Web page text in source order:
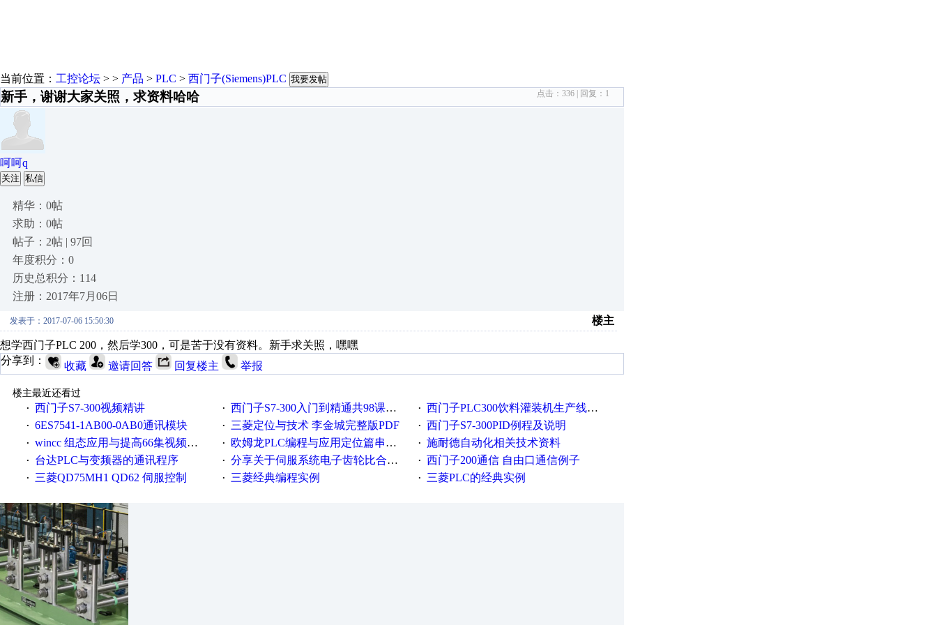
当前位置： 工控论坛 > > 产品 > PLC > 西门子(Siemens)PLC 我要发帖
新手，谢谢大家关照，求资料哈哈 点击： 336 | 回复： 1
呵呵q
关注 私信
精华：0帖
求助：0帖
帖子：2帖 | 97回
年度积分：0
历史总积分：114
注册：2017年7月06日
发表于：2017-07-06 15:50:30 楼主
想学西门子PLC 200，然后学300，可是苦于没有资料。新手求关照，嘿嘿
分享到：
收藏 邀请回答 回复楼主 举报
楼主最近还看过
· 西门子S7-300视频精讲 · 西门子S7-300入门到精通共98课视频教程 · 西门子PLC300饮料灌装机生产线！价值10万程序
· 6ES7541-1AB00-0AB0通讯模块 · 三菱定位与技术 李金城完整版PDF · 西门子S7-300PID例程及说明
· wincc 组态应用与提高66集视频教程 · 欧姆龙PLC编程与应用定位篇串行通信篇视频教程唐倩培训课程大全（超详细） · 施耐德自动化相关技术资料
· 台达PLC与变频器的通讯程序 · 分享关于伺服系统电子齿轮比合理计算的方法 · 西门子200通信 自由口通信例子
· 三菱QD75MH1 QD62 伺服控制 · 三菱经典编程实例 · 三菱PLC的经典实例